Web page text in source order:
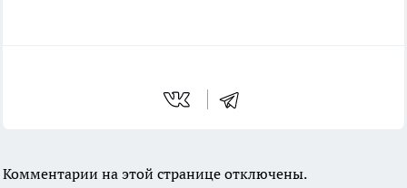
Комментарии на этой странице отключены.